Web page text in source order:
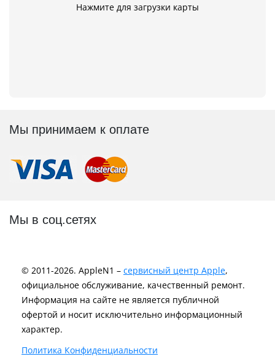
Нажмите для загрузки карты
Мы принимаем к оплате
Мы в соц.сетях
© 2011-2026. AppleN1 – сервисный центр Apple,
официальное обслуживание, качественный ремонт.
Информация на сайте не является публичной
офертой и носит исключительно информационный
характер.
Политика Конфиденциальности